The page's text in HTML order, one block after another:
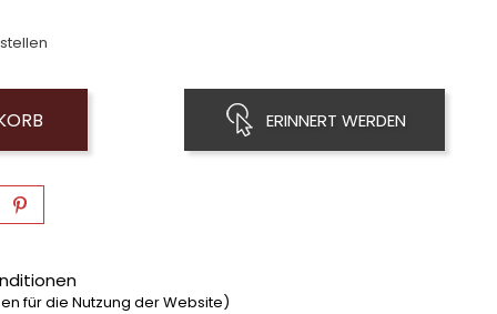
ERINNERT WERDEN
für die Nutzung der Website)